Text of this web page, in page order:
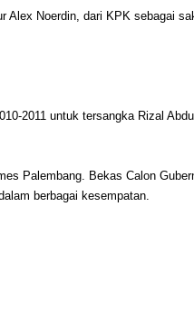
Alex Noerdin, dari KPK sebagai
2011 untuk tersangka Rizal
Palembang. Bekas Calon
berbagai kesempatan.